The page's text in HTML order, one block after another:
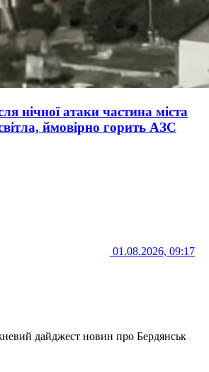
нічної атаки частина міста
ймовірно горить АЗС
01.08.2026, 09:17
дайджест новин про Бердянськ